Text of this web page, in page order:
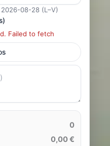
08-28 (L–V)
Failed to fetch
0
0,00 €